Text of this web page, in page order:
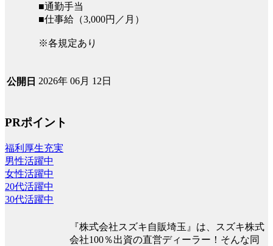
■通勤手当
■仕事給（3,000円／月）
※各規定あり
公開日 2026年 06月 12日
PRポイント
福利厚生充実
男性活躍中
女性活躍中
20代活躍中
30代活躍中
『株式会社スズキ自販埼玉』は、スズキ株式
会社100％出資の直営ディーラー！そんな同